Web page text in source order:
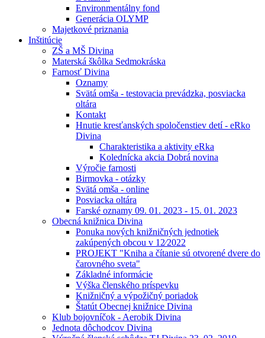
Environmentálny fond
Generácia OLYMP
Majetkové priznania
Inštitúcie
ZŠ a MŠ Divina
Materská škôlka Sedmokráska
Farnosť Divina
Oznamy
Svätá omša - testovacia prevádzka, posviacka
oltára
Kontakt
Hnutie kresťanských spoločenstiev detí - eRko
Divina
Charakteristika a aktivity eRka
Kolednícka akcia Dobrá novina
Výročie farnosti
Birmovka - otázky
Svätá omša - online
Posviacka oltára
Farské oznamy 09. 01. 2023 - 15. 01. 2023
Obecná knižnica Divina
Ponuka nových knižničných jednotiek
zakúpených obcou v 12⁄2022
PROJEKT "Kniha a čítanie sú otvorené dvere do
čarovného sveta"
Základné informácie
Výška členského príspevku
Knižničný a výpožičný poriadok
Štatút Obecnej knižnice Divina
Klub bojovníčok - Aerobik Divina
Jednota dôchodcov Divina